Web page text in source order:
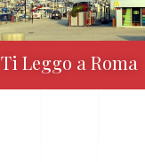
Ti Leggo a Roma